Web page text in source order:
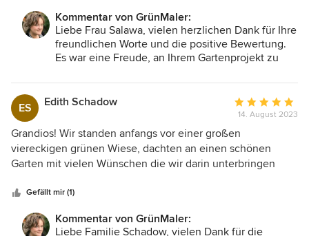
wurden schnell umgesetzt und wir können gar nicht
erwarten bis der Plan in die Tat umgesetzt wird.
Kommentar von GrünMaler:
Liebe Frau Salawa, vielen herzlichen Dank für Ihre
freundlichen Worte und die positive Bewertung.
Es war eine Freude, an Ihrem Gartenprojekt zu
beste Belohnung. Ihre GrünMaler
ES
Edith Schadow
Bewertung:
5
von
5
14. August 2023
Grandios! Wir standen anfangs vor einer großen
viereckigen grünen Wiese, dachten an einen schönen
Garten mit vielen Wünschen die wir darin unterbringen
traumhaft schönes Wellness- und Schlaraffenland. Wir
wussten so ungefähr was im Garten stehen sollte, aber
hätten wir ihn selbst gestaltet hätte es auch genauso
Gefällt mir (1)
Kommentar von GrünMaler:
Liebe Familie Schadow, vielen Dank für die